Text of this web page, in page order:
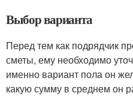
Выбор варианта
Перед тем как подрядчик
сметы, ему необходимо
именно вариант пола он
какую сумму в среднем он